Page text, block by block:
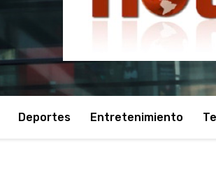
Deportes Entretenimiento